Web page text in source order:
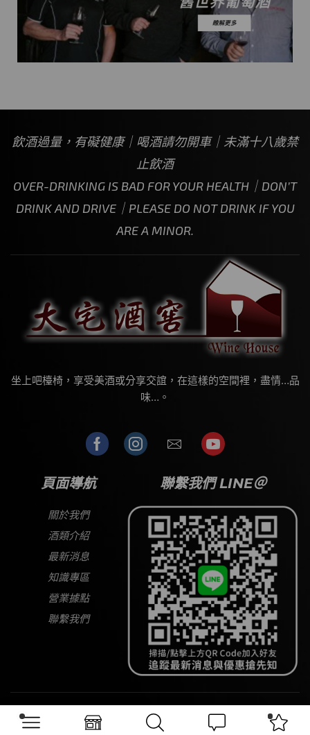
飲酒過量，有礙健康｜喝酒請勿開車｜未滿十八歲禁
止飲酒
OVER-DRINKING IS BAD FOR YOUR HEALTH｜DON’T
DRINK AND DRIVE｜PLEASE DO NOT DRINK IF YOU
ARE A MINOR.
坐上吧檯椅，享受美酒或分享交誼，在這樣的空間裡，盡情…品
味…。
頁面導航
關於我們
酒類介紹
最新消息
知識專區
營業據點
聯繫我們
聯繫我們 LINE＠
Copyright © 2026 大宅酒窖